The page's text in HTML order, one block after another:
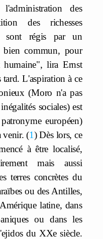
des
des richesses
sont régis par un
bien commun, pour
humaine", lira Ernst
L'aspiration à ce
(Moro n'a pas
sociales) est
européen)
venir. 1 Dès lors, ce
à être localisé,
mais aussi
terres concrètes du
ou des Antilles,
latine, dans
ou dans les
du XXe siècle.